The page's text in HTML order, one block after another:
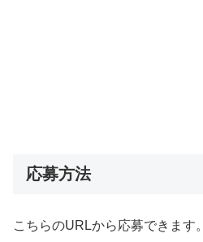
応募方法
こちらのURLから応募できます。